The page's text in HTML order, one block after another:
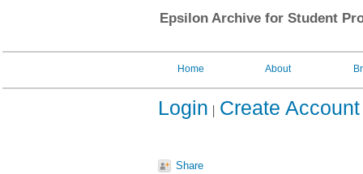
Epsilon Archive for Student
Home About
Login Create Account
Share